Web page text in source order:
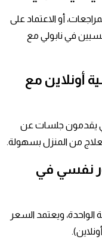
أو الاعتماد على
في نابولي مع
أونلاين مع
يقدمون جلسات عن
من المنزل بسهولة.
نفسي في
50 و120 يورو للجلسة الواحدة، ويعتمد السعر